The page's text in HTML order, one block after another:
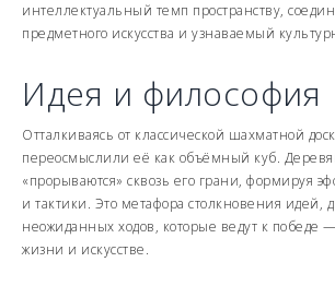
интеллектуальный темп пространству,
предметного искусства и узнаваемый
Идея и философия
Отталкиваясь от классической шахматной
переосмыслили её как объёмный куб.
«прорываются» сквозь его грани, формируя
и тактики. Это метафора столкновения
неожиданных ходов, которые ведут к победе
жизни и искусстве.